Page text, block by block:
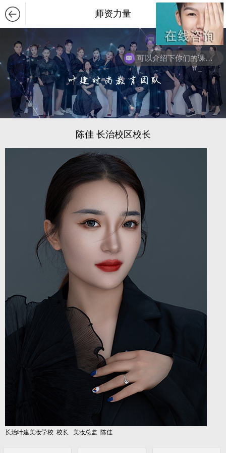
师资力量
陈佳 长治校区校长
长治叶建美妆学校 校长 美妆总监 陈佳
可以介绍下你们的课程么？
学校地址在哪里？